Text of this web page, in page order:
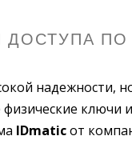
надежности,
ключи
IDmaticот